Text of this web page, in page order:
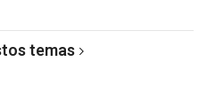
temas